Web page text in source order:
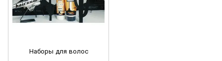
Наборы для волос